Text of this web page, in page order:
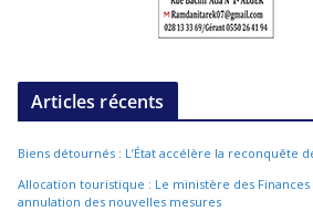
Articles récents
Biens détournés : L’État accélère la reconquête
Allocation touristique : Le ministère des
annulation des nouvelles mesures